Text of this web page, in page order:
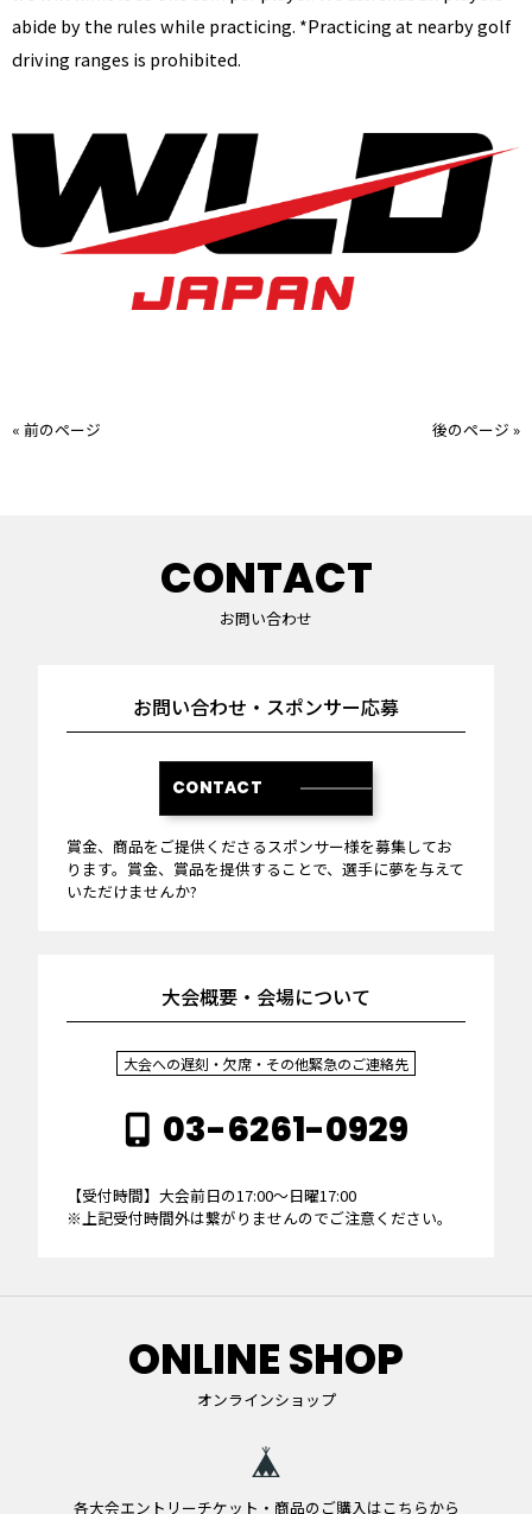
abide by the rules while practicing. *Practicing at nearby golf
driving ranges is prohibited.
« 前のページ 後のページ »
CONTACT
お問い合わせ
お問い合わせ・スポンサー応募
CONTACT
賞金、商品をご提供くださるスポンサー様を募集してお
ります。賞金、賞品を提供することで、選手に夢を与えて
いただけませんか?
大会概要・会場について
大会への遅刻・欠席・その他緊急のご連絡先
03-6261-0929
【受付時間】大会前日の17:00～日曜17:00
※上記受付時間外は繋がりませんのでご注意ください。
ONLINE SHOP
オンラインショップ
各大会エントリーチケット・商品のご購入はこちらから